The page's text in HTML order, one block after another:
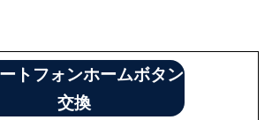
トフォンホームボタン
交換